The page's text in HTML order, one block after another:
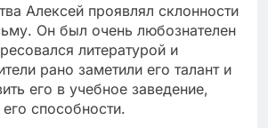
Алексей проявлял склонности
Он был очень любознателен
литературой и
рано заметили его талант и
его в учебное заведение,
способности.